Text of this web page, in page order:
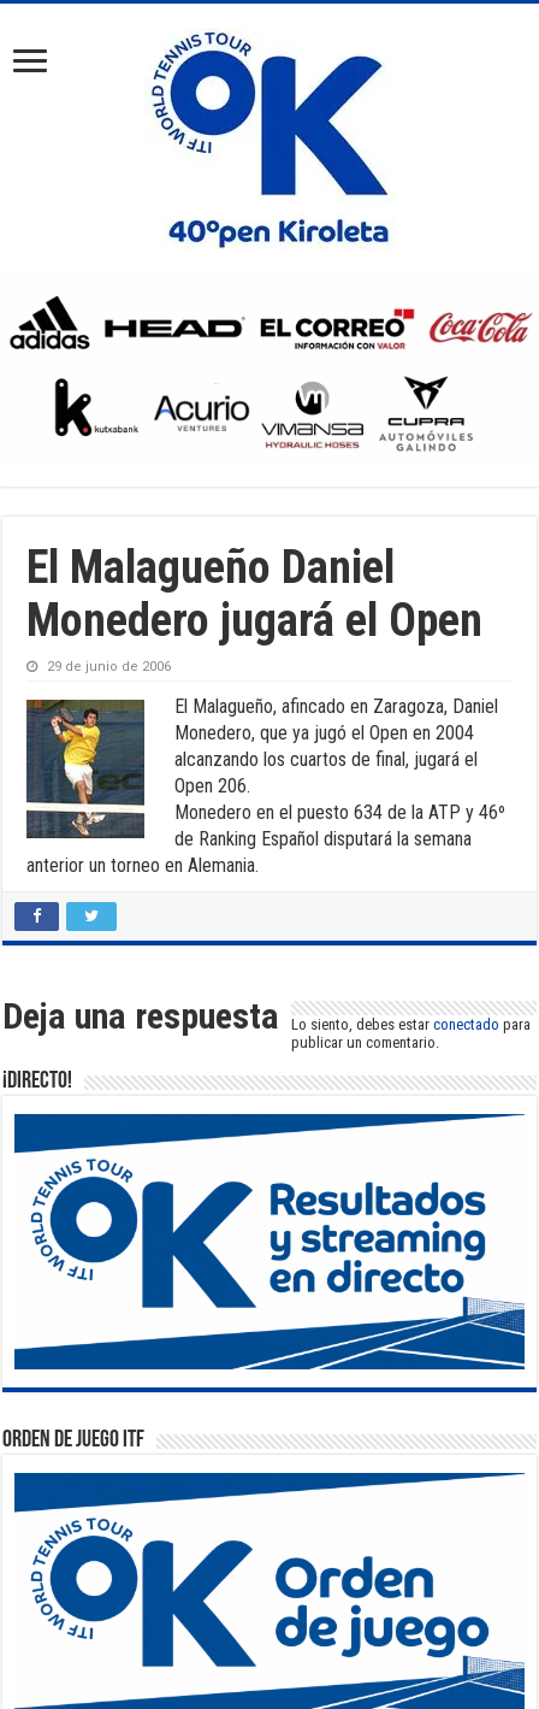
El Malagueño Daniel
Monedero jugará el Open
29 de junio de 2006
El Malagueño, afincado en Zaragoza, Daniel
Monedero, que ya jugó el Open en 2004
alcanzando los cuartos de final, jugará el
Open 206.
Monedero en el puesto 634 de la ATP y 46º
de Ranking Español disputará la semana
anterior un torneo en Alemania.
Deja una respuesta Lo siento, debes estarconectado para
publicar un comentario.
¡DIRECTO!
Orden de Juego ITF